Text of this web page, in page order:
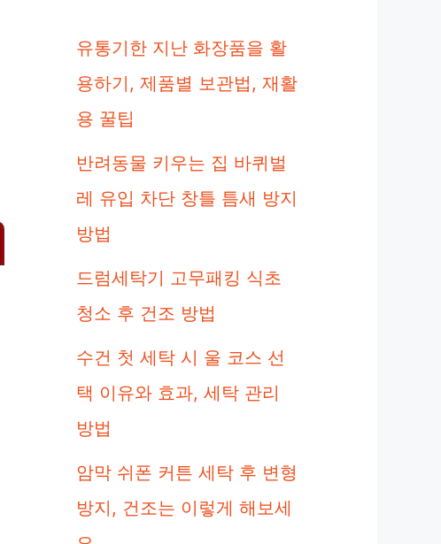
유통기한 지난 화장품을 활
용하기, 제품별 보관법, 재활
용 꿀팁
반려동물 키우는 집 바퀴벌
레 유입 차단 창틀 틈새 방지
방법
드럼세탁기 고무패킹 식초
청소 후 건조 방법
수건 첫 세탁 시 울 코스 선
택 이유와 효과, 세탁 관리
방법
암막 쉬폰 커튼 세탁 후 변형
방지, 건조는 이렇게 해보세